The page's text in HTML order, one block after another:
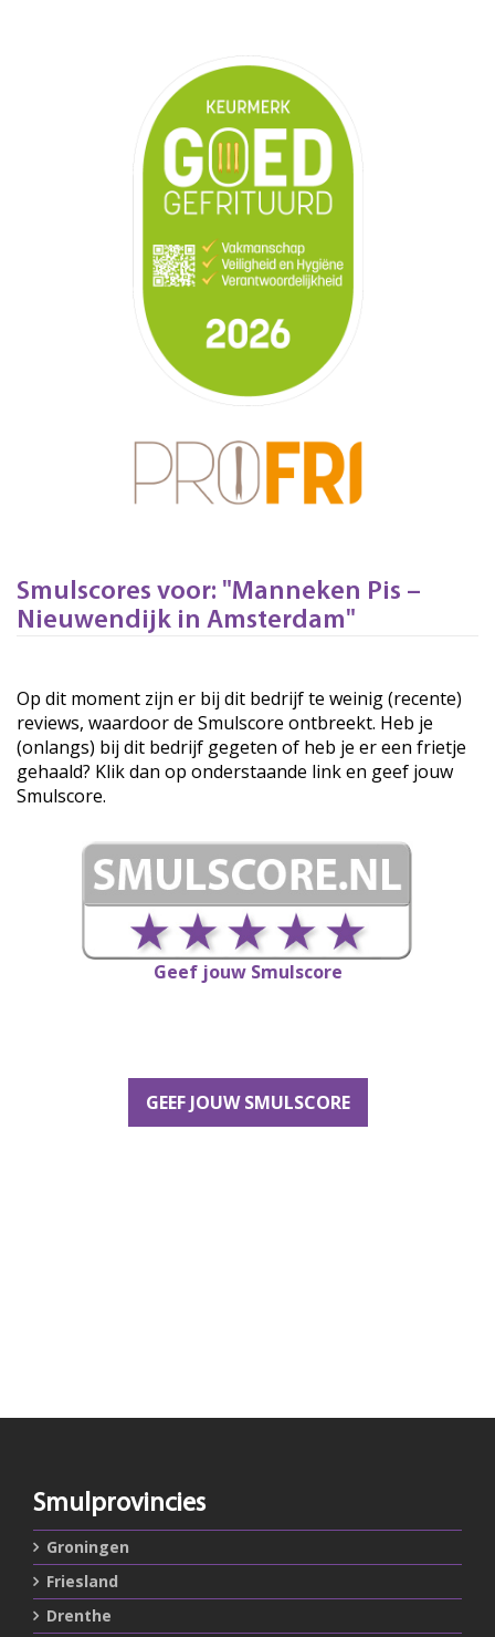
Smulscores voor: "Manneken Pis –
Nieuwendijk in Amsterdam"
Op dit moment zijn er bij dit bedrijf te weinig (recente)
reviews, waardoor de Smulscore ontbreekt. Heb je
(onlangs) bij dit bedrijf gegeten of heb je er een frietje
gehaald? Klik dan op onderstaande link en geef jouw
Smulscore.
Geef jouw Smulscore
GEEF JOUW SMULSCORE
Smulprovincies
Groningen
Friesland
Drenthe